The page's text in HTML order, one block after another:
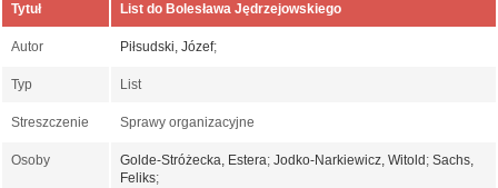
Tytuł List do Bolesława Jędrzejowskiego
Autor Piłsudski, Józef;
Typ List
Streszczenie Sprawy organizacyjne
Osoby Golde-Stróżecka, Estera; Jodko-Narkiewicz, Witold ; Sachs,
Feliks;